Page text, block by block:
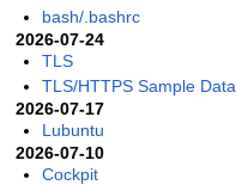
bash/.bashrc
2026-07-24
TLS
TLS/HTTPS Sample Data
2026-07-17
Lubuntu
2026-07-10
Cockpit